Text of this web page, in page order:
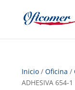
Inicio/ Oficina /
ADHESIVA 654-